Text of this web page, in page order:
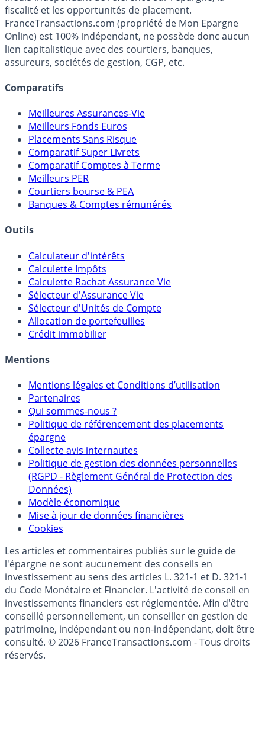
Premier guide épargne de France, en ligne depuis 2001.
Média indépendant de référence sur l'épargne, la
fiscalité et les opportunités de placement.
FranceTransactions.com (propriété de Mon Epargne
Online) est 100% indépendant, ne possède donc aucun
lien capitalistique avec des courtiers, banques,
assureurs, sociétés de gestion, CGP, etc.
Comparatifs
Meilleures Assurances-Vie
Meilleurs Fonds Euros
Placements Sans Risque
Comparatif Super Livrets
Comparatif Comptes à Terme
Meilleurs PER
Banques & Comptes rémunérés
Outils
Calculateur d'intérêts
Calculette Impôts
Calculette Rachat Assurance Vie
Sélecteur d'Assurance Vie
Sélecteur d'Unités de Compte
Crédit immobilier
Mentions
Mentions légales et Conditions d’utilisation
Partenaires
Qui sommes-nous ?
Politique de référencement des placements
épargne
Collecte avis internautes
Politique de gestion des données personnelles
(RGPD - Règlement Général de Protection des
Données)
Modèle économique
Cookies
Les articles et commentaires publiés sur le guide de
l'épargne ne sont aucunement des conseils en
investissement au sens des articles L. 321-1 et D. 321-1
du Code Monétaire et Financier. L'activité de conseil en
investissements financiers est réglementée. Afin d'être
conseillé personnellement, un conseiller en gestion de
patrimoine, indépendant ou non-indépendant, doit être